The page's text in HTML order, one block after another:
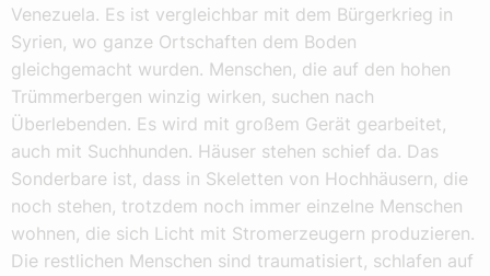
Venezuela. Es ist vergleichbar mit dem Bürgerkrieg in
Syrien, wo ganze Ortschaften dem Boden
gleichgemacht wurden. Menschen, die auf den hohen
Trümmerbergen winzig wirken, suchen nach
Überlebenden. Es wird mit großem Gerät gearbeitet,
auch mit Suchhunden. Häuser stehen schief da. Das
Sonderbare ist, dass in Skeletten von Hochhäusern, die
noch stehen, trotzdem noch immer einzelne Menschen
wohnen, die sich Licht mit Strom­erzeugern produzieren.
Die restlichen Menschen sind traumatisiert, schlafen auf